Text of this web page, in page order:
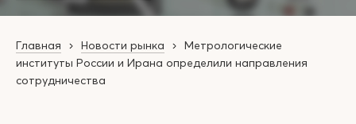
Главная Новости рынка
Метрологические
институты России и Ирана определили направления
сотрудничества